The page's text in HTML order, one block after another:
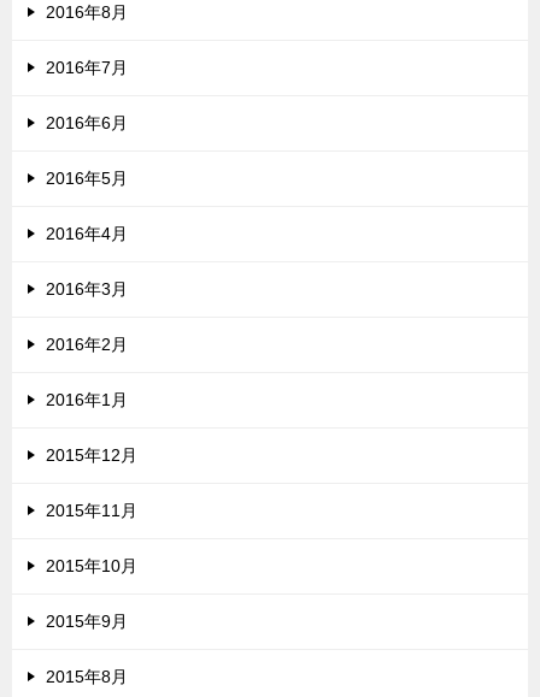
2016年8月
2016年7月
2016年6月
2016年5月
2016年4月
2016年3月
2016年2月
2016年1月
2015年12月
2015年11月
2015年10月
2015年9月
2015年8月